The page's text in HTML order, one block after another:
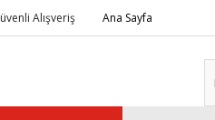
Ana Sayfa